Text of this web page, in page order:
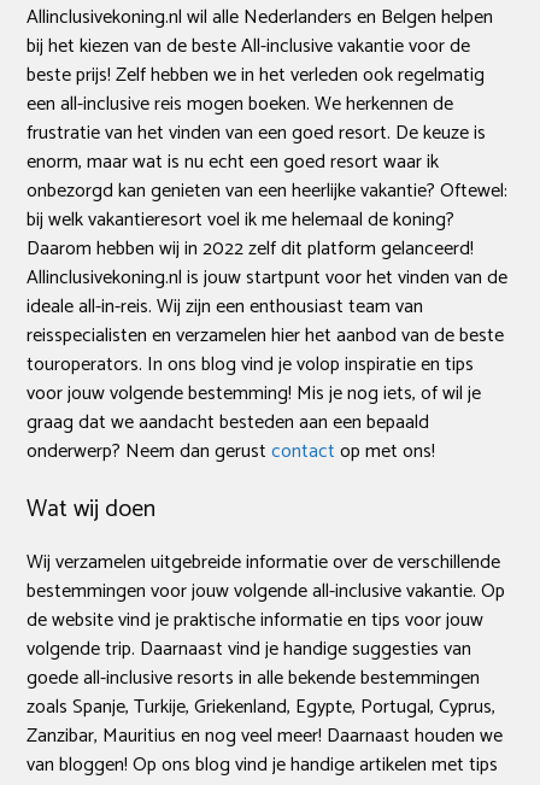
Allinclusivekoning.nl wil alle Nederlanders en Belgen helpen
bij het kiezen van de beste All-inclusive vakantie voor de
beste prijs! Zelf hebben we in het verleden ook regelmatig
een all-inclusive reis mogen boeken. We herkennen de
frustratie van het vinden van een goed resort. De keuze is
enorm, maar wat is nu echt een goed resort waar ik
onbezorgd kan genieten van een heerlijke vakantie? Oftewel:
bij welk vakantieresort voel ik me helemaal de koning?
Daarom hebben wij in 2022 zelf dit platform gelanceerd!
Allinclusivekoning.nl is jouw startpunt voor het vinden van de
ideale all-in-reis. Wij zijn een enthousiast team van
reisspecialisten en verzamelen hier het aanbod van de beste
touroperators. In ons blog vind je volop inspiratie en tips
voor jouw volgende bestemming! Mis je nog iets, of wil je
graag dat we aandacht besteden aan een bepaald
onderwerp? Neem dan gerustcontactop met ons!
Wat wij doen
Wij verzamelen uitgebreide informatie over de verschillende
bestemmingen voor jouw volgende all-inclusive vakantie. Op
de website vind je praktische informatie en tips voor jouw
volgende trip. Daarnaast vind je handige suggesties van
goede all-inclusive resorts in alle bekende bestemmingen
zoals Spanje, Turkije, Griekenland, Egypte, Portugal, Cyprus,
Zanzibar, Mauritius en nog veel meer! Daarnaast houden we
van bloggen! Op ons blog vind je handige artikelen met tips